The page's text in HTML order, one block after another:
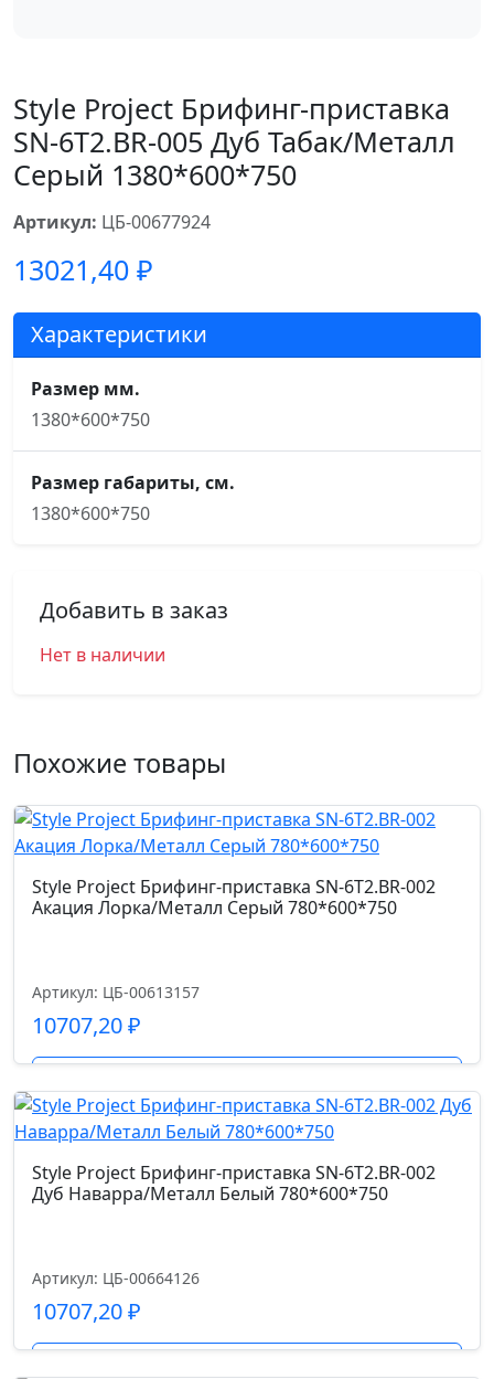
Style Project Брифинг-приставка
SN-6T2.BR-005 Дуб Табак/Металл
Серый 1380*600*750
Артикул: ЦБ-00677924
13021,40 ₽
Характеристики
Размер мм.
1380*600*750
Размер габариты, см.
1380*600*750
Добавить в заказ
Нет в наличии
Похожие товары
Style Project Брифинг-приставка SN-6T2.BR-002
Акация Лорка/Металл Серый 780*600*750
Артикул: ЦБ-00613157
10707,20₽
Style Project Брифинг-приставка SN-6T2.BR-002
Дуб Наварра/Металл Белый 780*600*750
Артикул: ЦБ-00664126
10707,20₽